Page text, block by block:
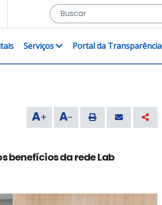
Serviços Portal da Transparência
A+ A-
benefícios da rede Lab